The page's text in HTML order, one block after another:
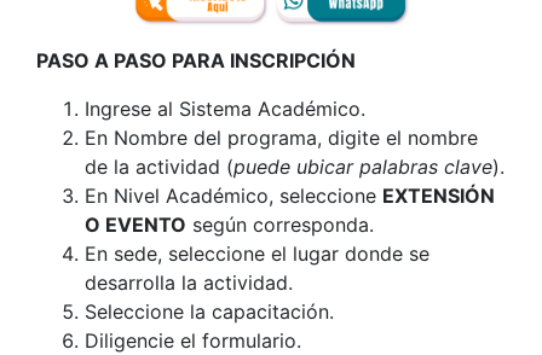
PASO A PASO PARA INSCRIPCIÓN
Ingrese al Sistema Académico.
En Nombre del programa, digite el nombre
de la actividad (puede ubicar palabras clave).
En Nivel Académico, seleccione EXTENSIÓN
O EVENTO según corresponda.
En sede, seleccione el lugar donde se
desarrolla la actividad.
Seleccione la capacitación.
Diligencie el formulario.